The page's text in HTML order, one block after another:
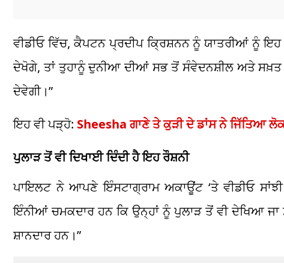
ਵੀਡੀਓ ਵਿੱਚ, ਕੈਪਟਨ ਪ੍ਰਦੀਪ ਕ੍ਰਿਸ਼ਨਨ ਨੂੰ ਯਾਤਰੀਆਂ ਨੂੰ
ਦੇਖੋਗੇ, ਤਾਂ ਤੁਹਾਨੂੰ ਦੁਨੀਆ ਦੀਆਂ ਸਭ ਤੋਂ ਸੰਵੇਦਨਸ਼ੀਲ ਅਤੇ ਸਖ਼ਤ
ਦੇਵੇਗੀ।”
ਇਹ ਵੀ ਪੜ੍ਹੋ: Sheesha ਗਾਣੇ ਤੇ ਕੁੜੀ ਦੇ ਡਾਂਸ ਨੇ ਜਿੱਤਿਆ
ਪੁਲਾੜ ਤੋਂ ਵੀ ਦਿਖਾਈ ਦਿੰਦੀ ਹੈ ਇਹ ਰੌਸ਼ਨੀ
ਪਾਇਲਟ ਨੇ ਆਪਣੇ ਇੰਸਟਾਗ੍ਰਾਮ ਅਕਾਊਂਟ ‘ਤੇ ਵੀਡੀਓ
ਇੰਨੀਆਂ ਚਮਕਦਾਰ ਹਨ ਕਿ ਉਨ੍ਹਾਂ ਨੂੰ ਪੁਲਾੜ ਤੋਂ ਵੀ ਦੇਖਿਆ
ਸ਼ਾਨਦਾਰ ਹਨ।”